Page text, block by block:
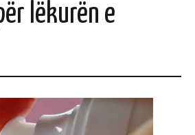
lëkurën e